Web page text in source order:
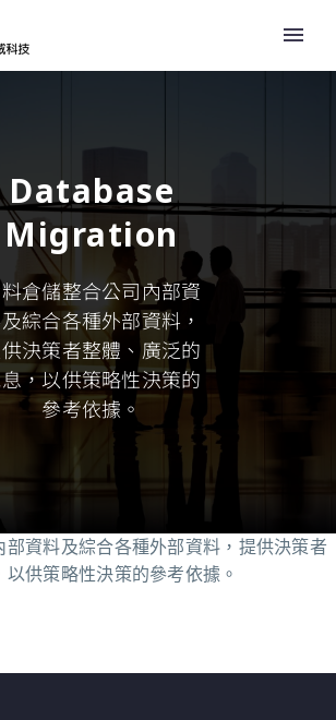
Database
Migration
倉儲整合公司內部資
綜合各種外部資料，
決策者整體、廣泛的
，以供策略性決策的
參考依據。
資料及綜合各種外部資料，提供決策者
供策略性決策的參考依據。